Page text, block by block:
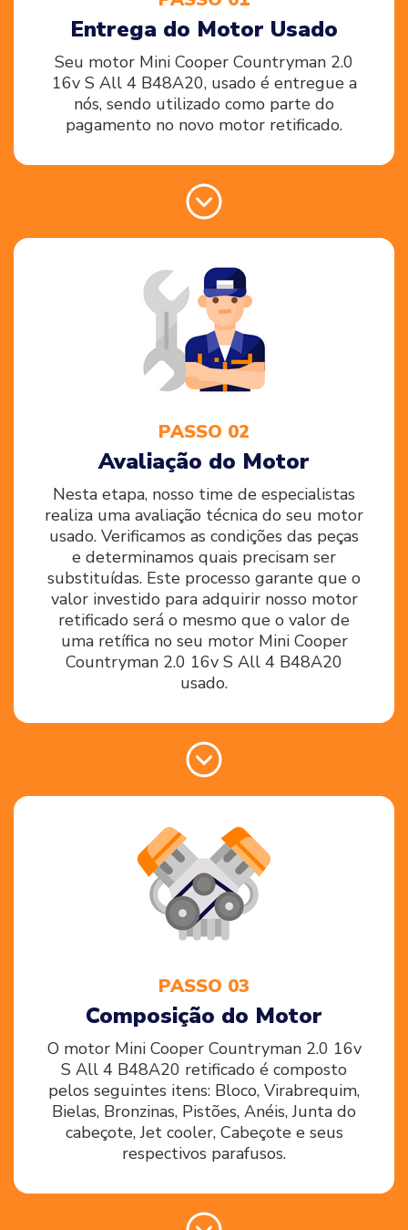
Entrega do Motor Usado
Seu motor Mini Cooper Countryman 2.0
16v S All 4 B48A20, usado é entregue a
nós, sendo utilizado como parte do
pagamento no novo motor retificado.
PASSO 02
Avaliação do Motor
Nesta etapa, nosso time de especialistas
realiza uma avaliação técnica do seu motor
usado. Verificamos as condições das peças
e determinamos quais precisam ser
substituídas. Este processo garante que o
valor investido para adquirir nosso motor
retificado será o mesmo que o valor de
uma retífica no seu motor Mini Cooper
Countryman 2.0 16v S All 4 B48A20
usado.
PASSO 03
Composição do Motor
O motor Mini Cooper Countryman 2.0 16v
S All 4 B48A20 retificado é composto
pelos seguintes itens: Bloco, Virabrequim,
Bielas, Bronzinas, Pistões, Anéis, Junta do
cabeçote, Jet cooler, Cabeçote e seus
respectivos parafusos.